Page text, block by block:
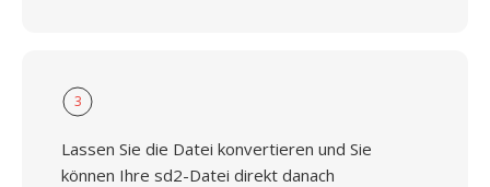
3
Lassen Sie die Datei konvertieren und Sie
können Ihre sd2-Datei direkt danach